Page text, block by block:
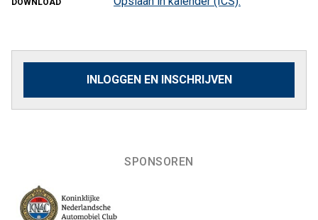
DOWNLOAD
INLOGGEN EN INSCHRIJVEN
SPONSOREN